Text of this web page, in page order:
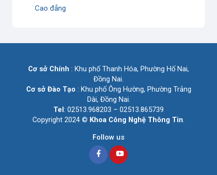
Cao đẳng
Cơ sở Chính : Khu phố Thanh Hóa, Phường Hố Nai,
Đồng Nai.
Cơ sở Đào Tạo : Khu phố Ông Hường, Phường Trảng
Dài, Đồng Nai.
Tel: 02513.968203 – 02513.865739
Copyright 2024 © Khoa Công Nghệ Thông Tin.
Follow us